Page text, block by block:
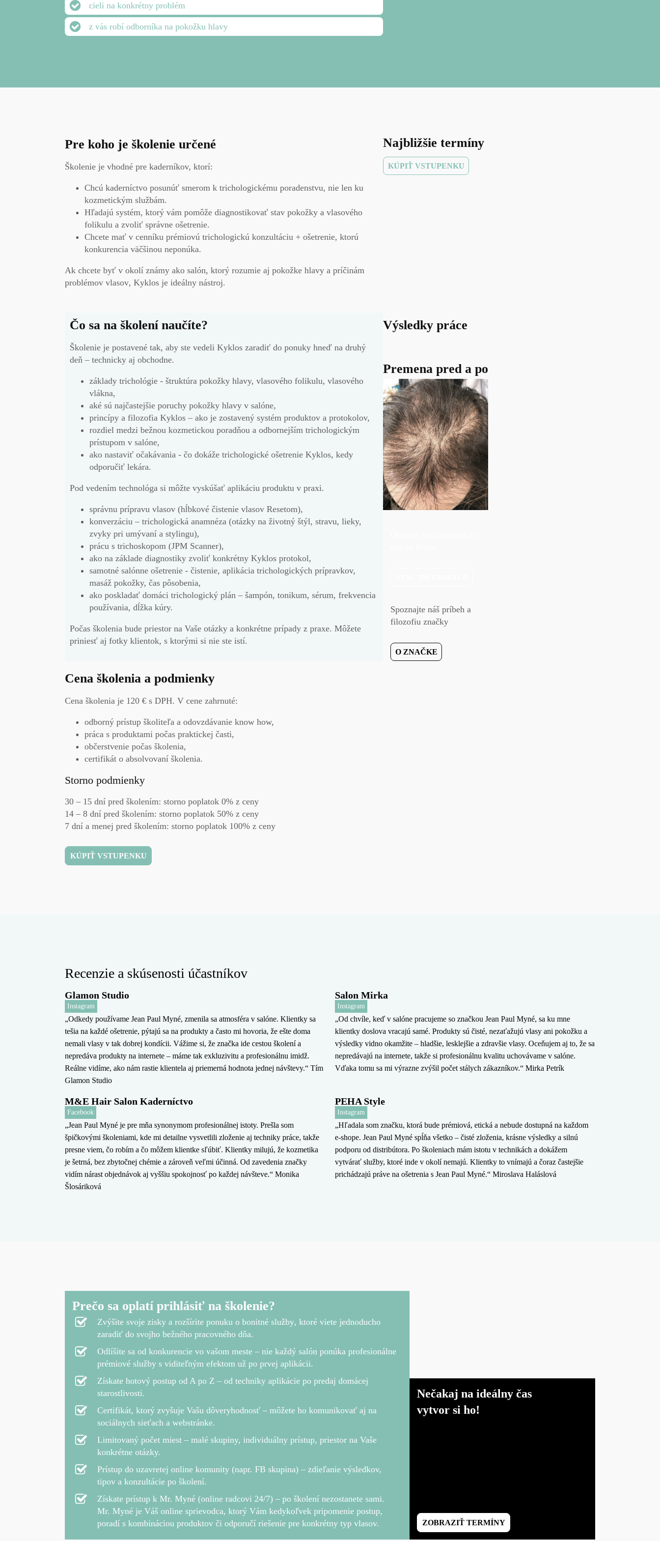
cieli na konkrétny problém
z vás robí odborníka na pokožku hlavy
Pre koho je školenie určené
Školenie je vhodné pre kaderníkov, ktorí:
Chcú kaderníctvo posunúť smerom k trichologickému poradenstvu, nie len ku
kozmetickým službám.
Hľadajú systém, ktorý vám pomôže diagnostikovať stav pokožky a vlasového
folikulu a zvoliť správne ošetrenie.
Chcete mať v cenníku prémiovú trichologickú konzultáciu + ošetrenie, ktorú
konkurencia väčšinou neponúka.
Ak chcete byť v okolí známy ako salón, ktorý rozumie aj pokožke hlavy a príčinám
problémov vlasov, Kyklos je ideálny nástroj.
Najbližšie termíny
KÚPIŤ VSTUPENKU
Čo sa na školení naučíte?
Školenie je postavené tak, aby ste vedeli Kyklos zaradiť do ponuky hneď na druhý
deň – technicky aj obchodne.
základy trichológie - štruktúra pokožky hlavy, vlasového folikulu, vlasového
vlákna,
aké sú najčastejšie poruchy pokožky hlavy v salóne,
princípy a filozofia Kyklos – ako je zostavený systém produktov a protokolov,
rozdiel medzi bežnou kozmetickou poradňou a odbornejším trichologickým
prístupom v salóne,
ako nastaviť očakávania - čo dokáže trichologické ošetrenie Kyklos, kedy
odporučiť lekára.
Pod vedením technológa si môžte vyskúšať aplikáciu produktu v praxi.
správnu prípravu vlasov (hĺbkové čistenie vlasov Resetom),
konverzáciu – trichologická anamnéza (otázky na životný štýl, stravu, lieky,
zvyky pri umývaní a stylingu),
prácu s trichoskopom (JPM Scanner),
ako na základe diagnostiky zvoliť konkrétny Kyklos protokol,
samotné salónne ošetrenie - čistenie, aplikácia trichologických prípravkov,
masáž pokožky, čas pôsobenia,
ako poskladať domáci trichologický plán – šampón, tonikum, sérum, frekvencia
používania, dĺžka kúry.
Počas školenia bude priestor na Vaše otázky a konkrétne prípady z praxe. Môžete
priniesť aj fotky klientok, s ktorými si nie ste istí.
Cena školenia a podmienky
Cena školenia je 120 € s DPH. V cene zahrnuté:
odborný prístup školiteľa a odovzdávanie know how,
práca s produktami počas praktickej časti,
občerstvenie počas školenia,
certifikát o absolvovaní školenia.
Storno podmienky
30 – 15 dní pred školením: storno poplatok 0% z ceny
14 – 8 dní pred školením: storno poplatok 50% z ceny
7 dní a menej pred školením: storno poplatok 100% z ceny
KÚPIŤ VSTUPENKU
Výsledky práce
Premena pred a po
Spoznajte náš príbeh a
filozofiu značky
O ZNAČKE
Recenzie a skúsenosti účastníkov
Glamon Studio
Instagram
„Odkedy používame Jean Paul Myné, zmenila sa atmosféra v salóne. Klientky sa
tešia na každé ošetrenie, pýtajú sa na produkty a často mi hovoria, že ešte doma
nemali vlasy v tak dobrej kondícii. Vážime si, že značka ide cestou školení a
nepredáva produkty na internete – máme tak exkluzivitu a profesionálnu imidž.
Reálne vidíme, ako nám rastie klientela aj priemerná hodnota jednej návštevy.“ Tím
Glamon Studio
Salon Mirka
Instagram
„Od chvíle, keď v salóne pracujeme so značkou Jean Paul Myné, sa ku mne
klientky doslova vracajú samé. Produkty sú čisté, nezaťažujú vlasy ani pokožku a
výsledky vidno okamžite – hladšie, lesklejšie a zdravšie vlasy. Oceňujem aj to, že sa
nepredávajú na internete, takže si profesionálnu kvalitu uchovávame v salóne.
Vďaka tomu sa mi výrazne zvýšil počet stálych zákazníkov.“ Mirka Petrík
M&E Hair Salon Kaderníctvo
Facebook
„Jean Paul Myné je pre mňa synonymom profesionálnej istoty. Prešla som
špičkovými školeniami, kde mi detailne vysvetlili zloženie aj techniky práce, takže
presne viem, čo robím a čo môžem klientke sľúbiť. Klientky milujú, že kozmetika
je šetrná, bez zbytočnej chémie a zároveň veľmi účinná. Od zavedenia značky
vidím nárast objednávok aj vyššiu spokojnosť po každej návšteve.“ Monika
Šlosáriková
PEHA Style
Instagram
„Hľadala som značku, ktorá bude prémiová, etická a nebude dostupná na každom
e-shope. Jean Paul Myné spĺňa všetko – čisté zloženia, krásne výsledky a silnú
podporu od distribútora. Po školeniach mám istotu v technikách a dokážem
vytvárať služby, ktoré inde v okolí nemajú. Klientky to vnímajú a čoraz častejšie
prichádzajú práve na ošetrenia s Jean Paul Myné.“ Miroslava Haláslová
Prečo sa oplatí prihlásiť na školenie?
Zvýšite svoje zisky a rozšírite ponuku o bonitné služby, ktoré viete jednoducho
zaradiť do svojho bežného pracovného dňa.
Odlíšite sa od konkurencie vo vašom meste – nie každý salón ponúka profesionálne
prémiové služby s viditeľným efektom už po prvej aplikácii.
Získate hotový postup od A po Z – od techniky aplikácie po predaj domácej
starostlivosti.
Certifikát, ktorý zvyšuje Vašu dôveryhodnosť – môžete ho komunikovať aj na
sociálnych sieťach a webstránke.
Limitovaný počet miest – malé skupiny, individuálny prístup, priestor na Vaše
konkrétne otázky.
Prístup do uzavretej online komunity (napr. FB skupina) – zdieľanie výsledkov,
tipov a konzultácie po školení.
Získate prístup k Mr. Myné (online radcovi 24/7) – po školení nezostanete sami.
Mr. Myné je Váš online sprievodca, ktorý Vám kedykoľvek pripomenie postup,
poradí s kombináciou produktov či odporučí riešenie pre konkrétny typ vlasov.
Nečakaj na ideálny čas
vytvor si ho!
ZOBRAZIŤ TERMÍNY